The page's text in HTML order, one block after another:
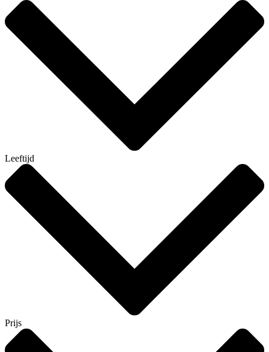
Leeftijd
Prijs